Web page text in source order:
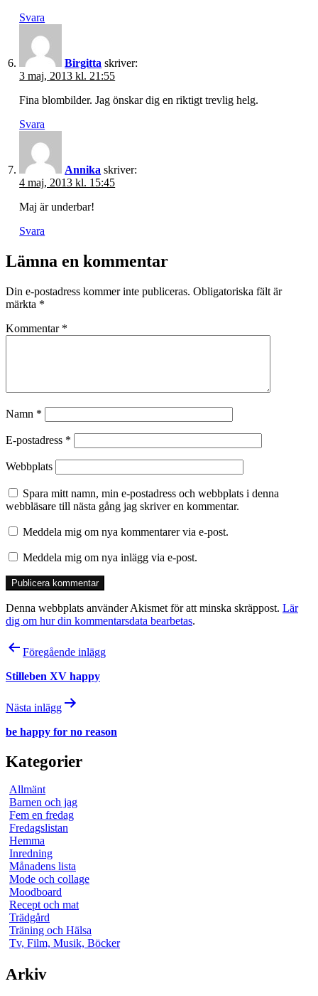
Svara
Birgitta skriver:
3 maj, 2013 kl. 21:55
Fina blombilder. Jag önskar dig en riktigt trevlig helg.
Svara
Annika skriver:
4 maj, 2013 kl. 15:45
Maj är underbar!
Svara
Lämna en kommentar
Din e-postadress kommer inte publiceras. Obligatoriska fält är
märkta *
Kommentar *
Namn *
E-postadress *
Webbplats
Spara mitt namn, min e-postadress och webbplats i denna
webbläsare till nästa gång jag skriver en kommentar.
Meddela mig om nya kommentarer via e-post.
Meddela mig om nya inlägg via e-post.
Denna webbplats använder Akismet för att minska skräppost. Lär
dig om hur din kommentarsdata bearbetas.
Inläggsnavigering
Föregående inlägg
Stilleben XV happy
Nästa inlägg
be happy for no reason
Kategorier
Allmänt
Barnen och jag
Fem en fredag
Fredagslistan
Hemma
Inredning
Månadens lista
Mode och collage
Moodboard
Recept och mat
Trädgård
Träning och Hälsa
Tv, Film, Musik, Böcker
Arkiv